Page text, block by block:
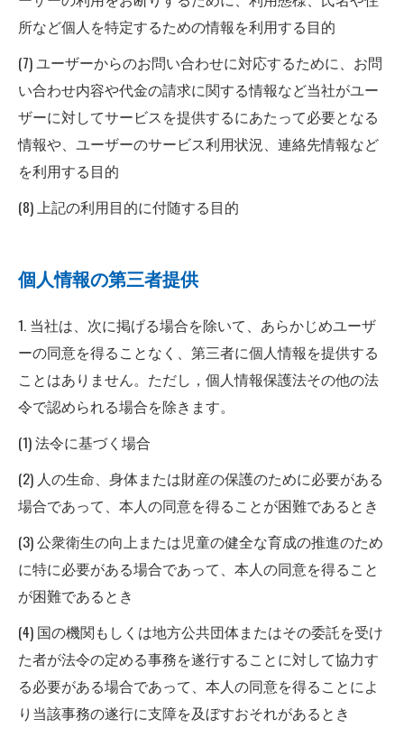
所など個人を特定するための情報を利用する目的
(7) ユーザーからのお問い合わせに対応するために、お問
い合わせ内容や代金の請求に関する情報など当社がユー
ザーに対してサービスを提供するにあたって必要となる
情報や、ユーザーのサービス利用状況、連絡先情報など
を利用する目的
(8) 上記の利用目的に付随する目的
個人情報の第三者提供
1. 当社は、次に掲げる場合を除いて、あらかじめユーザ
ーの同意を得ることなく、第三者に個人情報を提供する
ことはありません。ただし，個人情報保護法その他の法
令で認められる場合を除きます。
(1) 法令に基づく場合
(2) 人の生命、身体または財産の保護のために必要がある
場合であって、本人の同意を得ることが困難であるとき
(3) 公衆衛生の向上または児童の健全な育成の推進のため
に特に必要がある場合であって、本人の同意を得ること
が困難であるとき
(4) 国の機関もしくは地方公共団体またはその委託を受け
た者が法令の定める事務を遂行することに対して協力す
る必要がある場合であって、本人の同意を得ることによ
り当該事務の遂行に支障を及ぼすおそれがあるとき